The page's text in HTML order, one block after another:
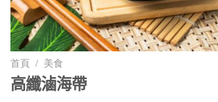
首頁 / 美食
高纖滷海帶